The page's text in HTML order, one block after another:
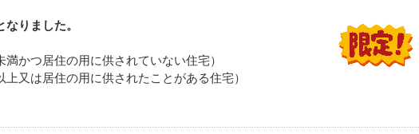
りました。
満かつ居住の用に供されていない住宅）
上又は居住の用に供されたことがある住宅）